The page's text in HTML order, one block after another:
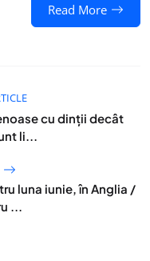
Read More
cu dinții decât
li...
luna iunie, în Anglia /
...